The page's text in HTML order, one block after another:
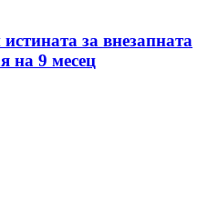
за внезапната
на 9 месец